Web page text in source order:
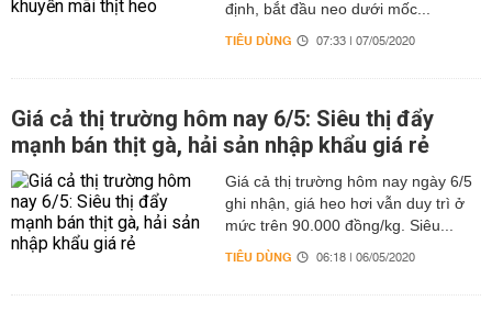
định, bắt đầu neo dưới mốc...
TIÊU DÙNG 07:33 | 07/05/2020
Giá cả thị trường hôm nay 6/5: Siêu thị đẩy
mạnh bán thịt gà, hải sản nhập khẩu giá rẻ
Giá cả thị trường hôm nay ngày 6/5
ghi nhận, giá heo hơi vẫn duy trì ở
mức trên 90.000 đồng/kg. Siêu...
TIÊU DÙNG 06:18 | 06/05/2020